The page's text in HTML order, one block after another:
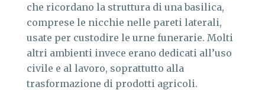
che ricordano la struttura di una basilica,
comprese le nicchie nelle pareti laterali,
usate per custodire le urne funerarie. Molti
altri ambienti invece erano dedicati all’uso
civile e al lavoro, soprattutto alla
trasformazione di prodotti agricoli.